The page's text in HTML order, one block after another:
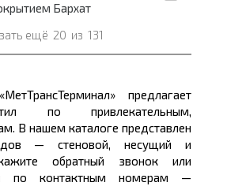
Бархат
ещё 20 из 131
предлагает
по привлекательным,
В нашем каталоге представлен
— стеновой, несущий и
обратный звонок или
по контактным номерам —